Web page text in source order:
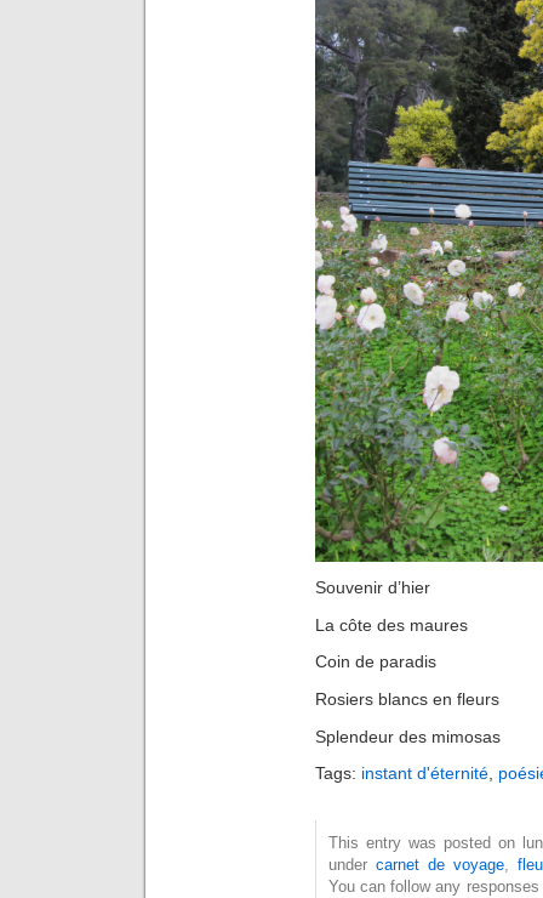
Souvenir d’hier
La côte des maures
Coin de paradis
Rosiers blancs en fleurs
Splendeur des mimosas
Tags: instant d'éternité
This entry was posted on
under carnet de voyage,
You can follow any